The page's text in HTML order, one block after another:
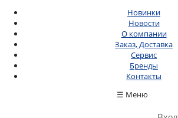
Новинки
Новости
О компании
Заказ, Доставка
Сервис
Бренды
Контакты
☰ Меню